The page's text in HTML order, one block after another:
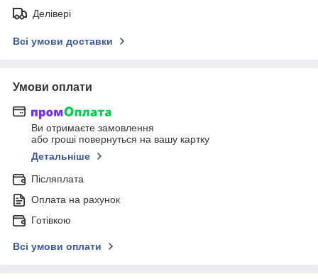
Делівері
Всі умови доставки
Умови оплати
Ви отримаєте замовлення
або гроші повернуться на вашу картку
Детальніше
Післяплата
Оплата на рахунок
Готівкою
Всі умови оплати